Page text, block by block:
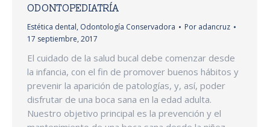
ODONTOPEDIATRÍA
Estética dental, Odontología Conservadora Por adancruz
17 septiembre, 2017
El cuidado de la salud bucal debe comenzar desde
la infancia, con el fin de promover buenos hábitos y
prevenir la aparición de patologías, y, así, poder
disfrutar de una boca sana en la edad adulta.
Nuestro objetivo principal es la prevención y el